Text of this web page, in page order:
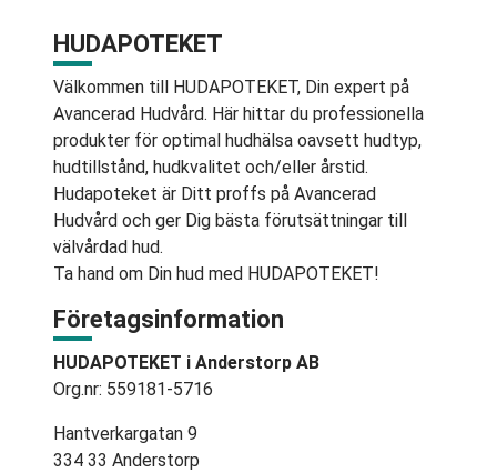
HUDAPOTEKET
Välkommen till HUDAPOTEKET, Din expert på
Avancerad Hudvård. Här hittar du professionella
produkter för optimal hudhälsa oavsett hudtyp,
hudtillstånd, hudkvalitet och/eller årstid.
Hudapoteket är Ditt proffs på Avancerad
Hudvård och ger Dig bästa förutsättningar till
välvårdad hud.
Ta hand om Din hud med HUDAPOTEKET!
Företagsinformation
HUDAPOTEKET i Anderstorp AB
Org.nr: 559181-5716
Hantverkargatan 9
334 33 Anderstorp